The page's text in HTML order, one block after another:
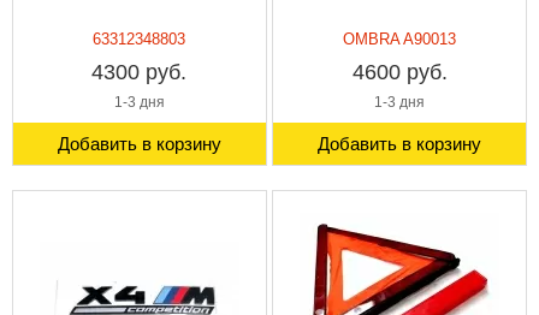
63312348803
4300 руб.
1-3 дня
Добавить в корзину
OMBRA A90013
4600 руб.
1-3 дня
Добавить в корзину